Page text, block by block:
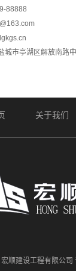
88888
城市亭湖区解放南路
关于我们
宏顺建设工程有限公